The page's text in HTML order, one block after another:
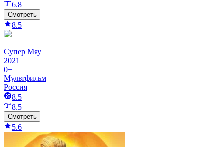
6.8
Смотреть
8.5
Супер Мяу
2021
0+
Мультфильм
Россия
8.5
8.5
Смотреть
5.6